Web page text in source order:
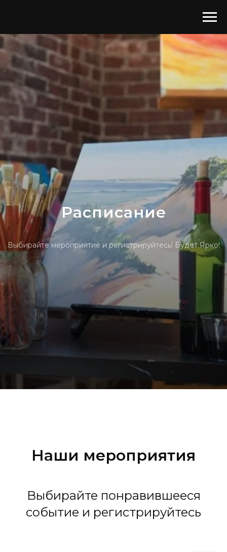
Расписание
Выбирайте мероприятие и регистрируйтесь! Будет Ярко!
Наши мероприятия
Выбирайте понравившееся
событие и регистрируйтесь